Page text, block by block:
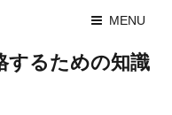
MENU
するための知識